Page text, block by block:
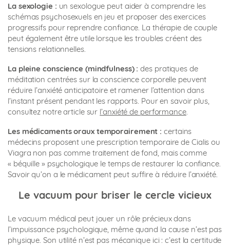
La sexologie : un sexologue peut aider à comprendre les
schémas psychosexuels en jeu et proposer des exercices
progressifs pour reprendre confiance. La thérapie de couple
peut également être utile lorsque les troubles créent des
tensions relationnelles.
La pleine conscience (mindfulness) : des pratiques de
méditation centrées sur la conscience corporelle peuvent
réduire l’anxiété anticipatoire et ramener l’attention dans
l’instant présent pendant les rapports. Pour en savoir plus,
consultez notre article sur l’anxiété de performance.
Les médicaments oraux temporairement : certains
médecins proposent une prescription temporaire de Cialis ou
Viagra non pas comme traitement de fond, mais comme
« béquille » psychologique le temps de restaurer la confiance.
Savoir qu’on a le médicament peut suffire à réduire l’anxiété.
Le vacuum pour briser le cercle vicieux
Le vacuum médical peut jouer un rôle précieux dans
l’impuissance psychologique, même quand la cause n’est pas
physique. Son utilité n’est pas mécanique ici : c’est la certitude